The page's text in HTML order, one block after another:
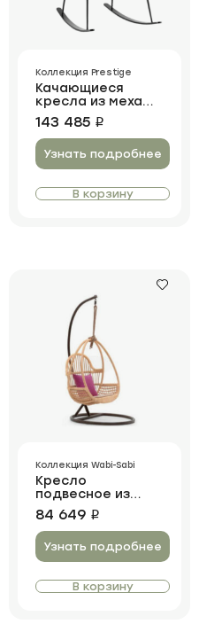
Качающиеся
кресла из меха
Wild Ferns
Коллекция Prestige
143 485 i
Узнать подробнее
В корзину
Кресло
подвесное из
ротанга Drop
Steel Base
Коллекция Wabi-Sabi
84 649 i
Узнать подробнее
В корзину